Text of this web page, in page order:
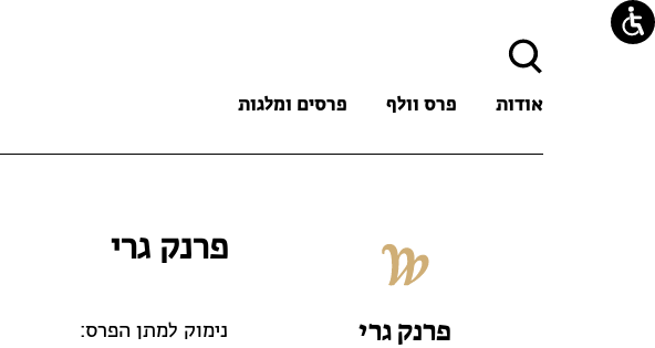
חיפוש:
אודות פרס וולף פרסים ומלגות
פרנק גרי
פרנק גרי
נימוק למתן הפרס: